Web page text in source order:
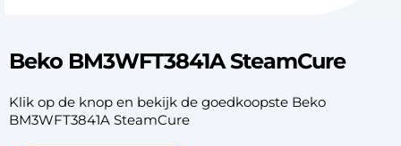
Beko BM3WFT3841A SteamCure
Klik op de knop en bekijk de goedkoopste Beko
BM3WFT3841A SteamCure